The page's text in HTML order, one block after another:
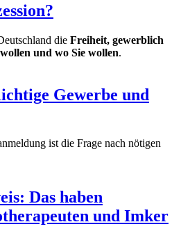
die Freiheit, gewerblich
und wo Sie wollen.
Gewerbe und
ist die Frage nach nötigen
Das haben
und Imker